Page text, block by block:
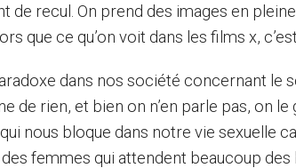
de recul. On prend des images en
que ce qu’on voit dans les films x,
dans nos société concernant le
de rien, et bien on n’en parle pas, on
nous bloque dans notre vie sexuelle
femmes qui attendent beaucoup